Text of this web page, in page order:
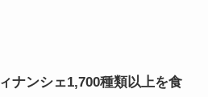
ナンシェ1,700種類以上を食